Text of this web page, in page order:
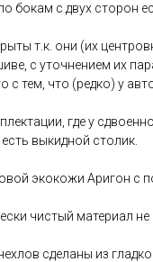
бокам с двух сторон
т.к. они (их
с уточнением их
с тем, что (редко) у
где у
выкидной столик.
экокожи Аригон с
чистый материал
сделаны из